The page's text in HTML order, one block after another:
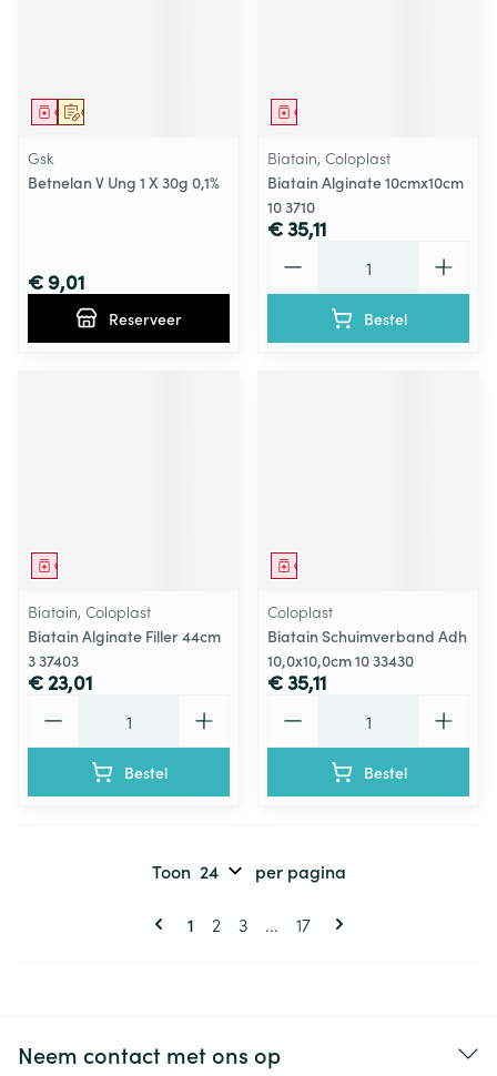
Op voorschrift
Geneesmiddel
Gsk
Betnelan V Ung 1 X 30g 0,1%
€ 9,01
Reserveer
Geneesmiddel
Biatain, Coloplast
Biatain Alginate 10cmx10cm
10 3710
€ 35,11
Bestel
Geneesmiddel
Biatain, Coloplast
Biatain Alginate Filler 44cm
3 37403
€ 23,01
Bestel
Geneesmiddel
Coloplast
Biatain Schuimverband Adh
10,0x10,0cm 10 33430
€ 35,11
Bestel
Pagina's
U lees momenteel pagina
1 Pagina
2 Pagina
3 ... Pagina
17
Toon per pagina
Neem contact met ons op